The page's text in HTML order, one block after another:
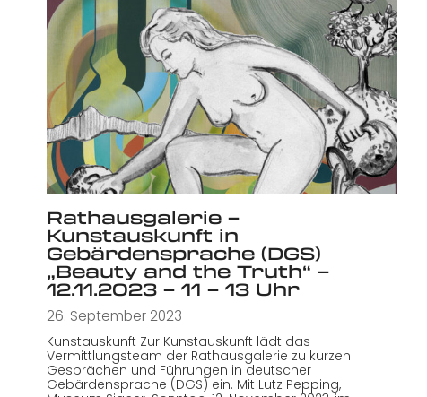
Rathausgalerie –
Kunstauskunft in
Gebärdensprache (DGS)
„Beauty and the Truth“ –
12.11.2023 – 11 – 13 Uhr
26. September 2023
Kunstauskunft Zur Kunstauskunft lädt das
Vermittlungsteam der Rathausgalerie zu kurzen
Gesprächen und Führungen in deutscher
Gebärdensprache (DGS) ein. Mit Lutz Pepping,